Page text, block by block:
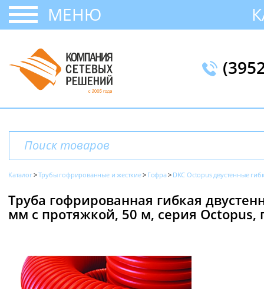
МЕНЮ
Каталог Трубы гофрированные и жесткие Гофра DKC Octopus двустенные
Труба гофрированная гибкая
мм с протяжкой, 50 м, серия Octopus,